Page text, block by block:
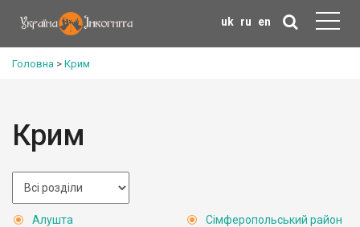
uk ru en
Головна > Крим
Крим
Алушта
Сімферопольський район